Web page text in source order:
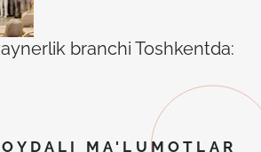
branchi Toshkentda:
MA'LUMOTLAR